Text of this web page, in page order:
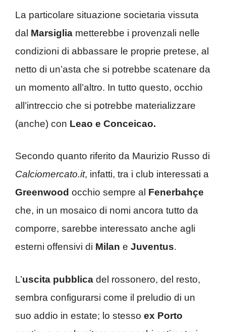
La particolare situazione societaria vissuta
dal Marsiglia metterebbe i provenzali nelle
condizioni di abbassare le proprie pretese, al
netto di un’asta che si potrebbe scatenare da
un momento all’altro. In tutto questo, occhio
all’intreccio che si potrebbe materializzare
(anche) con Leao e Conceicao.
Secondo quanto riferito da Maurizio Russo di
Calciomercato.it, infatti, tra i club interessati a
Greenwood occhio sempre al Fenerbahçe
che, in un mosaico di nomi ancora tutto da
comporre, sarebbe interessato anche agli
esterni offensivi di Milan e Juventus.
L’uscita pubblica del rossonero, del resto,
sembra configurarsi come il preludio di un
suo addio in estate; lo stesso ex Porto